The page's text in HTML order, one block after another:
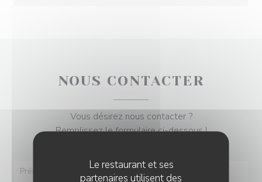
Le restaurant et ses
partenaires utilisent des
NOUS CONTACTER
Vous désirez nous contacter ?
Remplissez le formulaire ci-dessous !